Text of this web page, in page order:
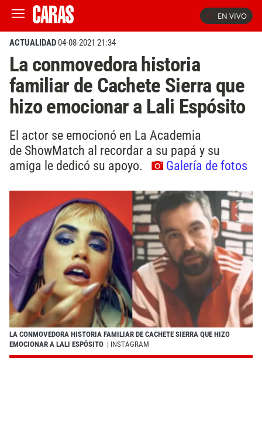
EN VIVO
ACTUALIDAD04-08-2021 21:34
La conmovedora historia
familiar de Cachete Sierra que
hizo emocionar a Lali Espósito
El actor se emocionó en La Academia
de ShowMatch al recordar a su papá y su
amiga le dedicó su apoyo.
Galería de fotos
LA CONMOVEDORA HISTORIA FAMILIAR DE CACHETE SIERRA QUE HIZO
EMOCIONAR A LALI ESPÓSITO | INSTAGRAM